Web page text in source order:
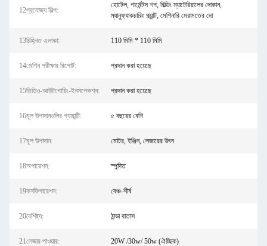
12প্রযোজ্য শিল্প:
হোটেল, গার্মেন্টস শপ, বিল্ডিং ম্যাটেরিয়ালের দোকান,
ম্যানুফ্যাকচারিং প্ল্যান্ট, মেশিনারি মেরামতের দো
13চিহ্নিত এলাকা: 110 মিমি * 110 মিমি
14মেশিন পরীক্ষার রিপোর্ট: প্রদান করা হয়েছে
15ভিডিও-আউটগোয়িং-ইনসপেকশন: প্রদান করা হয়েছে
16মূল উপাদানগুলির গ্যারান্টি: ৫ বছরের বেশি
17মূল উপাদান: মোটর, ইঞ্জিন, লেজারের উৎস
18অপারেশন: স্পন্দিত
19কনফিগারেশন: বেঞ্চ-শীর্ষ
20বৈশিষ্ট্য: ঠান্ডা বাতাস
21লেজার পাওয়ার: 20W /30w/ 50w (ঐচ্ছিক)